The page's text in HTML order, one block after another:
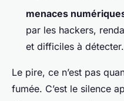
menaces
par les hackers,
et difficiles à détecter.
Le pire, ce n’est pas
fumée. C’est le silence